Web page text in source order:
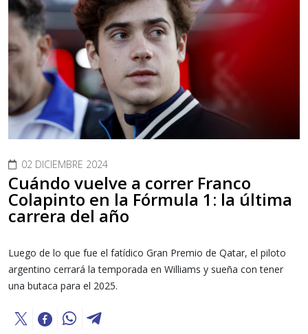
02 DICIEMBRE 2024
Cuándo vuelve a correr Franco
Colapinto en la Fórmula 1: la última
carrera del año
Luego de lo que fue el fatídico Gran Premio de Qatar, el piloto
argentino cerrará la temporada en Williams y sueña con tener
una butaca para el 2025.